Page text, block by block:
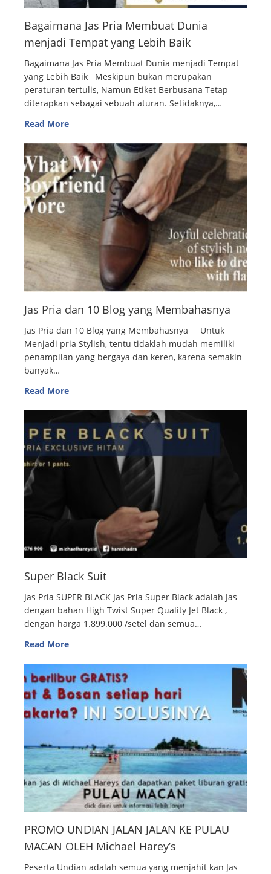
Bagaimana Jas Pria Membuat Dunia
menjadi Tempat yang Lebih Baik
Bagaimana Jas Pria Membuat Dunia menjadi Tempat
yang Lebih Baik Meskipun bukan merupakan
peraturan tertulis, Namun Etiket Berbusana Tetap
diterapkan sebagai sebuah aturan. Setidaknya,…
Read More
Jas Pria dan 10 Blog yang Membahasnya
Jas Pria dan 10 Blog yang Membahasnya Untuk
Menjadi pria Stylish, tentu tidaklah mudah memiliki
penampilan yang bergaya dan keren, karena semakin
banyak…
Read More
Super Black Suit
Jas Pria SUPER BLACK Jas Pria Super Black adalah Jas
dengan bahan High Twist Super Quality Jet Black ,
dengan harga 1.899.000 /setel dan semua…
Read More
PROMO UNDIAN JALAN JALAN KE PULAU
MACAN OLEH Michael Harey’s
Peserta Undian adalah semua yang menjahit kan Jas